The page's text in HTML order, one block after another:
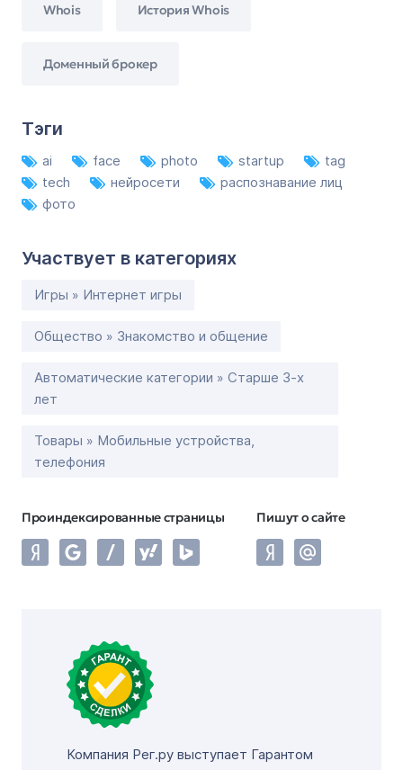
Whois История Whois
Доменный брокер
Тэги
ai face photo startup
tag
tech
нейросети
распознавание лиц
фото
Участвует в категориях
Игры » Интернет игры
Общество » Знакомство и общение
Автоматические категории » Старше 3-х
лет
Товары » Мобильные устройства,
телефония
Проиндексированные страницы Пишут о сайте
Компания Рег.ру выступает Гарантом